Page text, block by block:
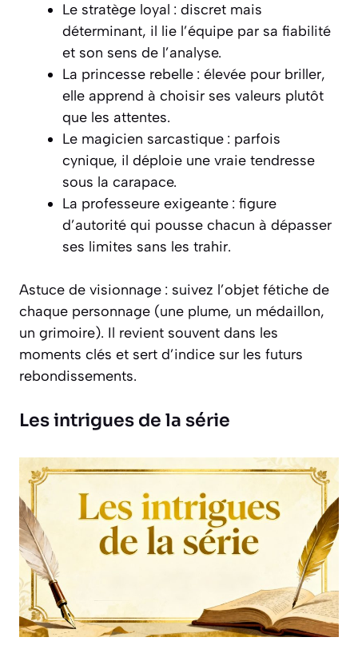
Le stratège loyal : discret mais
déterminant, il lie l’équipe par sa fiabilité
et son sens de l’analyse.
La princesse rebelle : élevée pour briller,
elle apprend à choisir ses valeurs plutôt
que les attentes.
Le magicien sarcastique : parfois
cynique, il déploie une vraie tendresse
sous la carapace.
La professeure exigeante : figure
d’autorité qui pousse chacun à dépasser
ses limites sans les trahir.
Astuce de visionnage : suivez l’objet fétiche de
chaque personnage (une plume, un médaillon,
un grimoire). Il revient souvent dans les
moments clés et sert d’indice sur les futurs
rebondissements.
Les intrigues de la série